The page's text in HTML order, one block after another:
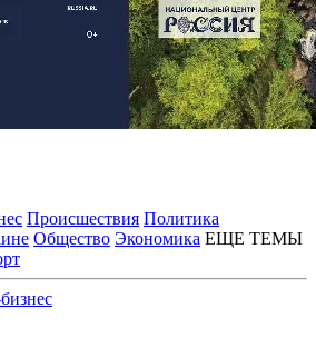
Происшествия Политика
Общество Экономика ЕЩЕ ТЕМЫ